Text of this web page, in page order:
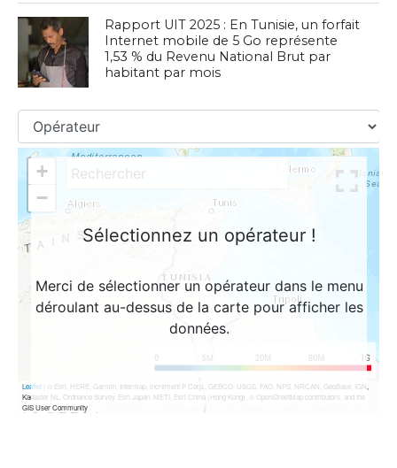
Rapport UIT 2025 : En Tunisie, un forfait
Internet mobile de 5 Go représente
1,53 % du Revenu National Brut par
habitant par mois